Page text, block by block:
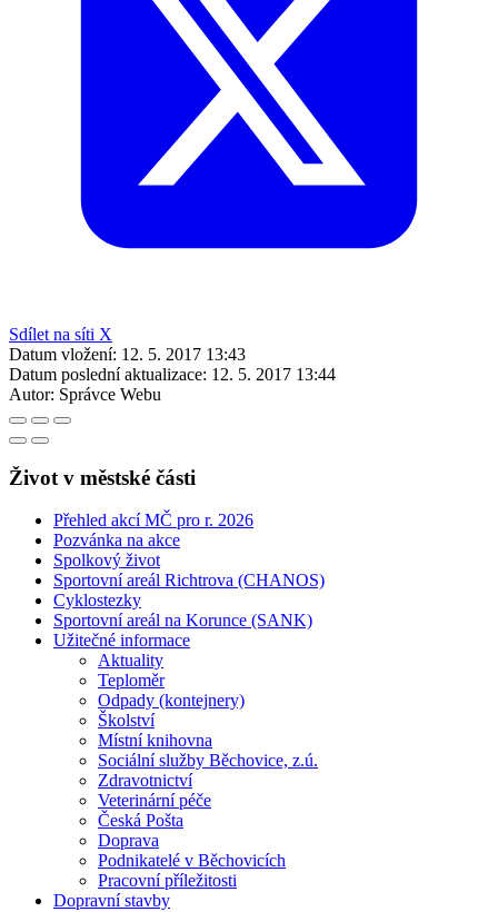
Sdílet na síti X
Datum vložení: 12. 5. 2017 13:43
Datum poslední aktualizace: 12. 5. 2017 13:44
Autor: Správce Webu
Život v městské části
Přehled akcí MČ pro r. 2026
Pozvánka na akce
Spolkový život
Sportovní areál Richtrova (CHANOS)
Cyklostezky
Sportovní areál na Korunce (SANK)
Užitečné informace
Aktuality
Teploměr
Odpady (kontejnery)
Školství
Místní knihovna
Sociální služby Běchovice, z.ú.
Zdravotnictví
Veterinární péče
Česká Pošta
Doprava
Podnikatelé v Běchovicích
Pracovní příležitosti
Dopravní stavby